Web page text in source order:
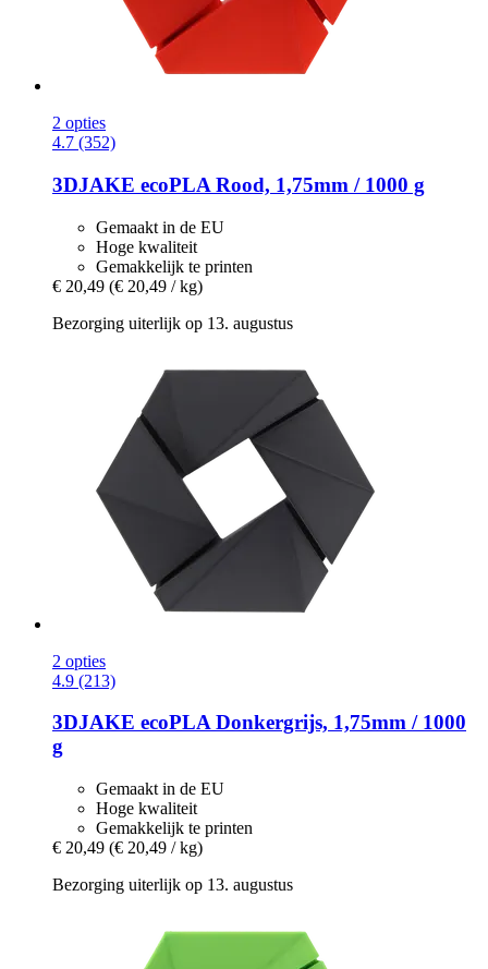
2 opties
4.7 (352)
3DJAKE ecoPLA Rood, 1,75mm / 1000 g
Gemaakt in de EU
Hoge kwaliteit
Gemakkelijk te printen
€ 20,49 (€ 20,49 / kg)
Bezorging uiterlijk op 13. augustus
2 opties
4.9 (213)
3DJAKE ecoPLA Donkergrijs, 1,75mm / 1000
g
Gemaakt in de EU
Hoge kwaliteit
Gemakkelijk te printen
€ 20,49 (€ 20,49 / kg)
Bezorging uiterlijk op 13. augustus